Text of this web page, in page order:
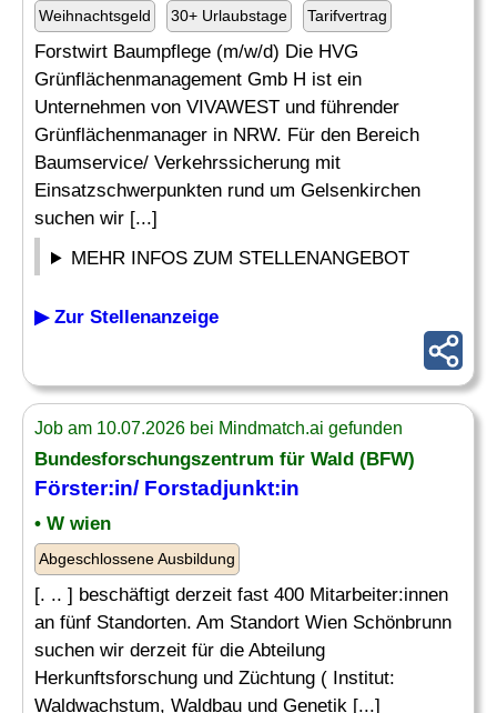
Weihnachtsgeld 30+ Urlaubstage Tarifvertrag
Forstwirt Baumpflege (m/w/d) Die HVG
Grünflächenmanagement Gmb H ist ein
Unternehmen von VIVAWEST und führender
Grünflächenmanager in NRW. Für den Bereich
Baumservice/ Verkehrssicherung mit
Einsatzschwerpunkten rund um Gelsenkirchen
suchen wir [...]
MEHR INFOS ZUM STELLENANGEBOT
▶ Zur Stellenanzeige
Job am 10.07.2026 bei Mindmatch.ai gefunden
Bundesforschungszentrum für Wald (BFW)
Förster:in/ Forstadjunkt:in
• W wien
Abgeschlossene Ausbildung
[. .. ] beschäftigt derzeit fast 400 Mitarbeiter:innen
an fünf Standorten. Am Standort Wien Schönbrunn
suchen wir derzeit für die Abteilung
Herkunftsforschung und Züchtung ( Institut:
Waldwachstum, Waldbau und Genetik [...]